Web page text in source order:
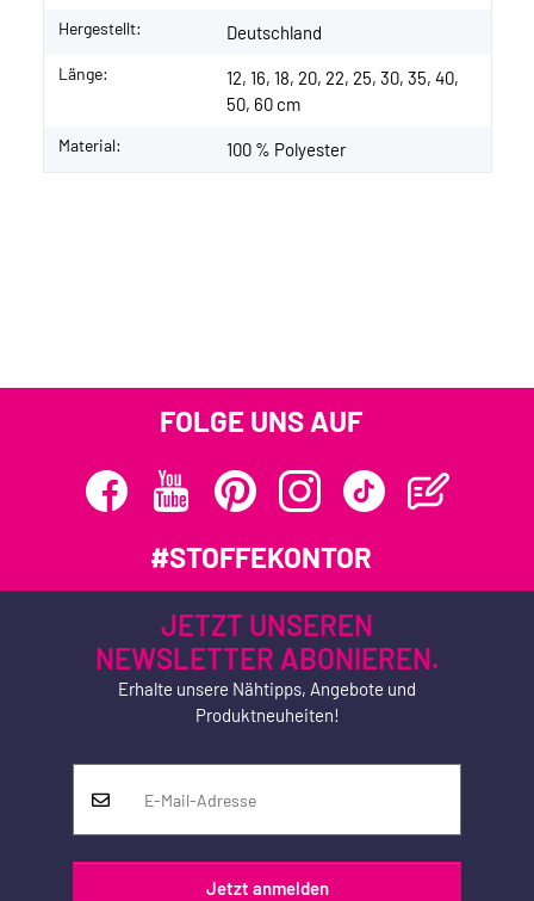
Hergestellt: Deutschland
Länge:
12, 16, 18, 20, 22, 25, 30, 35, 40,
50, 60 cm
Material: 100 % Polyester
FOLGE UNS AUF
#STOFFEKONTOR
JETZT UNSEREN
NEWSLETTER ABONIEREN.
Erhalte unsere Nähtipps, Angebote und
Produktneuheiten!
Jetzt anmelden